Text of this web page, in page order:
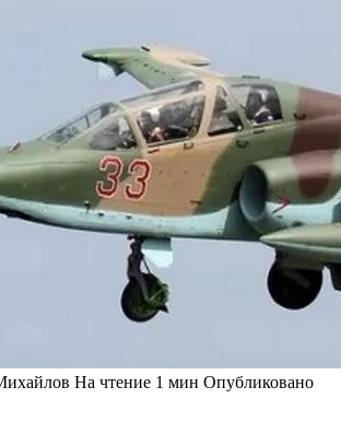
На чтение 1 мин Опубликовано